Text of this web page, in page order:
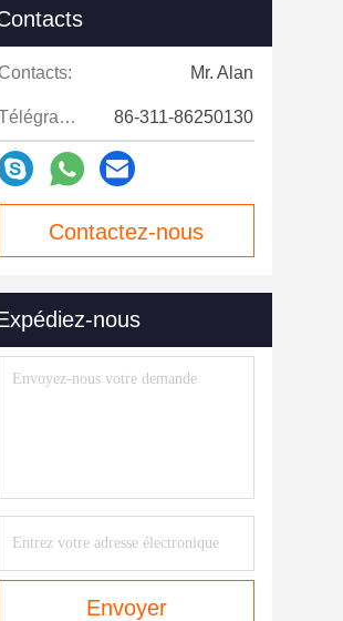
Contacts: Mr. Alan
Télégramme: 86-311-86250130
Contactez-nous
nous
Envoyer